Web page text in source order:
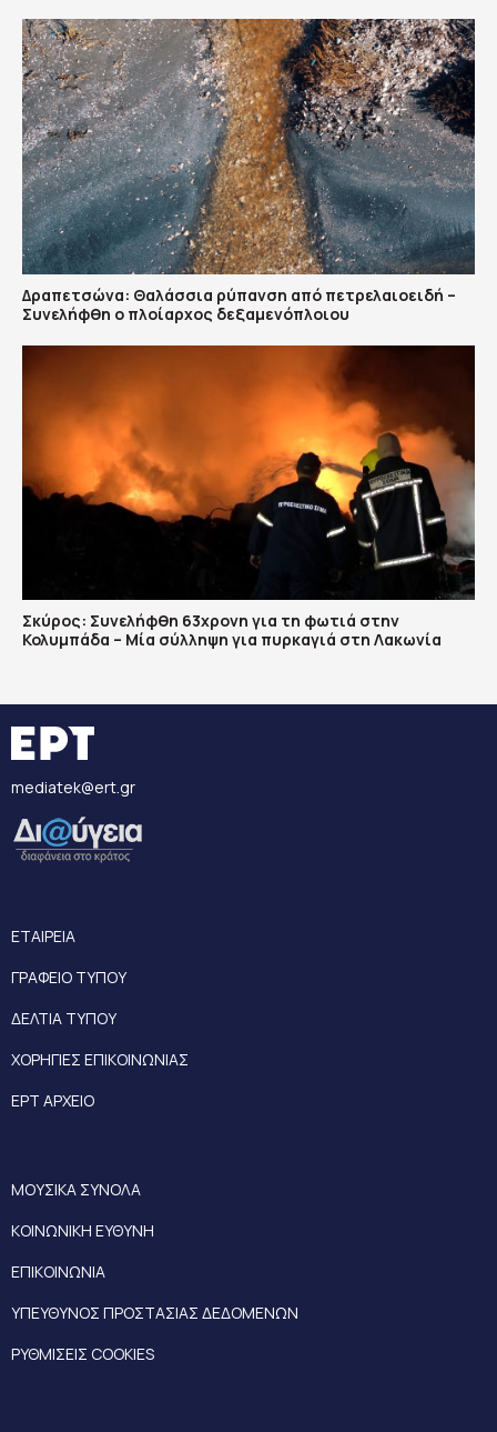
Δραπετσώνα: Θαλάσσια ρύπανση από πετρελαιοειδή –
Συνελήφθη ο πλοίαρχος δεξαμενόπλοιου
Σκύρος: Συνελήφθη 63χρονη για τη φωτιά στην
Κολυμπάδα – Μία σύλληψη για πυρκαγιά στη Λακωνία
mediatek@ert.gr
ΕΤΑΙΡΕΙΑ
ΓΡΑΦΕΙΟ ΤΥΠΟΥ
ΔΕΛΤΙΑ ΤΥΠΟΥ
ΧΟΡΗΓΙΕΣ ΕΠΙΚΟΙΝΩΝΙΑΣ
ΕΡΤ ΑΡΧΕΙΟ
ΜΟΥΣΙΚΑ ΣΥΝΟΛΑ
ΚΟΙΝΩΝΙΚΗ ΕΥΘΥΝΗ
ΕΠΙΚΟΙΝΩΝΙΑ
ΥΠΕΥΘΥΝΟΣ ΠΡΟΣΤΑΣΙΑΣ ΔΕΔΟΜΕΝΩΝ
ΡΥΘΜΙΣΕΙΣ COOKIES